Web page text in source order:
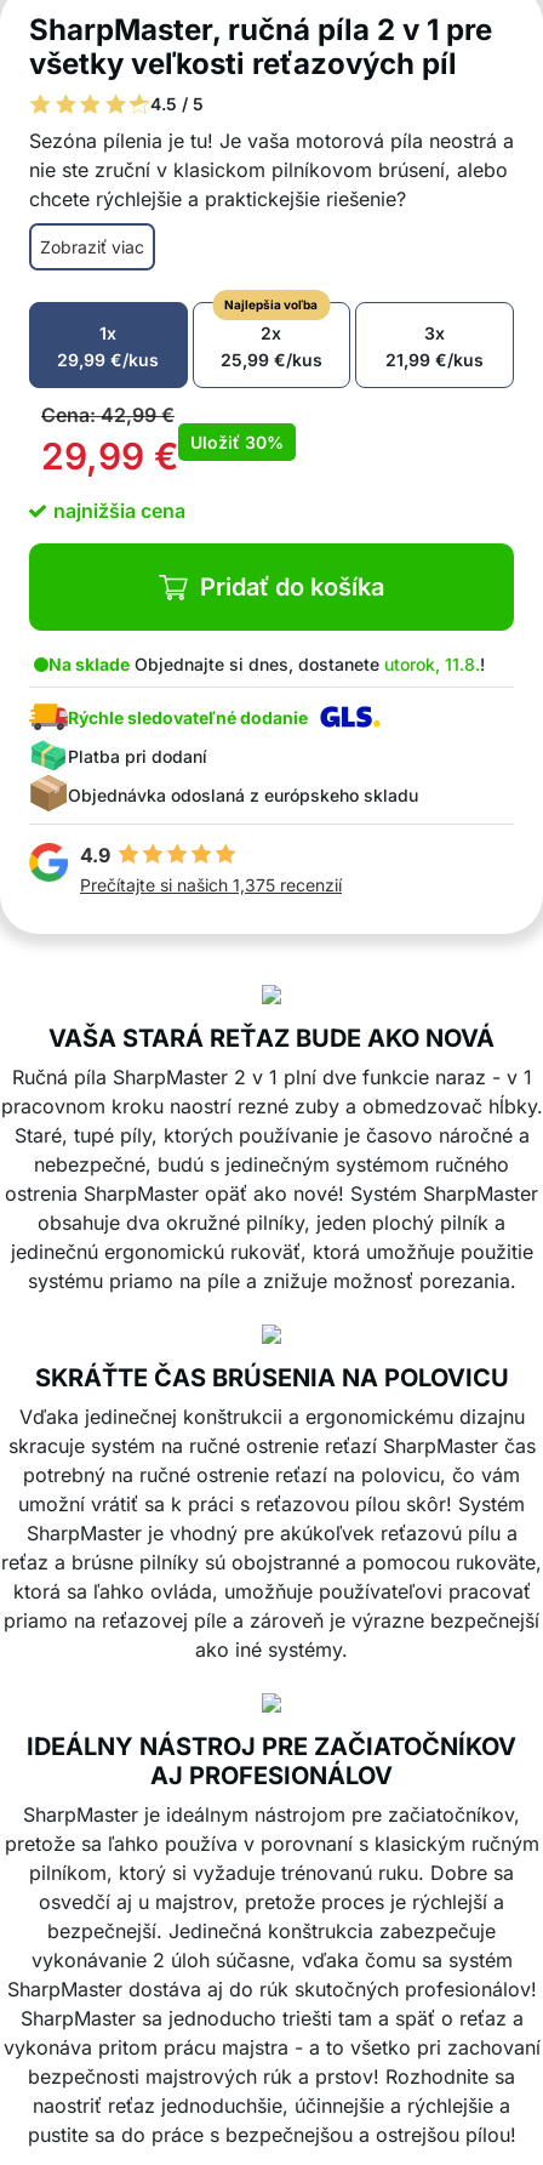
SharpMaster, ručná píla 2 v 1 pre
všetky veľkosti reťazových píl
4.5 / 5
Sezóna pílenia je tu! Je vaša motorová píla neostrá a
nie ste zruční v klasickom pilníkovom brúsení, alebo
chcete rýchlejšie a praktickejšie riešenie?
Predstavujeme vám systém ručného ostrenia
SharpMaster! Ručný ostrič reťazových píl
SharpMaster 2 v 1 uľahčuje a urýchľuje ostrenie
reťaze a je vhodný pre začiatočníkov aj skutočných
profesionálov!
rýchlejšie a praktické ručné brúsenie 2 v 1
jednoduché ostrenie zubov a obmedzovačov
hĺbky v 1 pracovnom kroku
rýchlo nabrúsi každú reťaz
priemer pilníkov je 4,0 mm
ideálny nástroj pre začiatočníkov, ako aj pre
pokročilejšie použitie!
V súprave: držiak, 2 okrúhle pilníky, 1 plochý
pilník
Zobraziť viac
1x
29,99€/kus
Najlepšia voľba
2x
25,99 €/kus
3x
21,99€/kus
Cena:42,99€
29,99 € Uložiť 30%
najnižšia cena
Pridať do košíka
Na sklade Objednajte si dnes, dostanete utorok, 11.8.!
Rýchle sledovateľné dodanie
Platba pri dodaní
Objednávka odoslaná z európskeho skladu
4.9
Prečítajte si našich 1,375 recenzií
VAŠA STARÁ REŤAZ BUDE AKO NOVÁ
Ručná píla SharpMaster 2 v 1 plní dve funkcie naraz - v 1
pracovnom kroku naostrí rezné zuby a obmedzovač hĺbky.
Staré, tupé píly, ktorých používanie je časovo náročné a
nebezpečné, budú s jedinečným systémom ručného
ostrenia SharpMaster opäť ako nové! Systém SharpMaster
obsahuje dva okružné pilníky, jeden plochý pilník a
jedinečnú ergonomickú rukoväť, ktorá umožňuje použitie
systému priamo na píle a znižuje možnosť porezania.
SKRÁŤTE ČAS BRÚSENIA NA POLOVICU
Vďaka jedinečnej konštrukcii a ergonomickému dizajnu
skracuje systém na ručné ostrenie reťazí SharpMaster čas
potrebný na ručné ostrenie reťazí na polovicu, čo vám
umožní vrátiť sa k práci s reťazovou pílou skôr! Systém
SharpMaster je vhodný pre akúkoľvek reťazovú pílu a
reťaz a brúsne pilníky sú obojstranné a pomocou rukoväte,
ktorá sa ľahko ovláda, umožňuje používateľovi pracovať
priamo na reťazovej píle a zároveň je výrazne bezpečnejší
ako iné systémy.
IDEÁLNY NÁSTROJ PRE ZAČIATOČNÍKOV
AJ PROFESIONÁLOV
SharpMaster je ideálnym nástrojom pre začiatočníkov,
pretože sa ľahko používa v porovnaní s klasickým ručným
pilníkom, ktorý si vyžaduje trénovanú ruku. Dobre sa
osvedčí aj u majstrov, pretože proces je rýchlejší a
bezpečnejší. Jedinečná konštrukcia zabezpečuje
vykonávanie 2 úloh súčasne, vďaka čomu sa systém
SharpMaster dostáva aj do rúk skutočných profesionálov!
SharpMaster sa jednoducho triešti tam a späť o reťaz a
vykonáva pritom prácu majstra - a to všetko pri zachovaní
bezpečnosti majstrových rúk a prstov! Rozhodnite sa
naostriť reťaz jednoduchšie, účinnejšie a rýchlejšie a
pustite sa do práce s bezpečnejšou a ostrejšou pílou!